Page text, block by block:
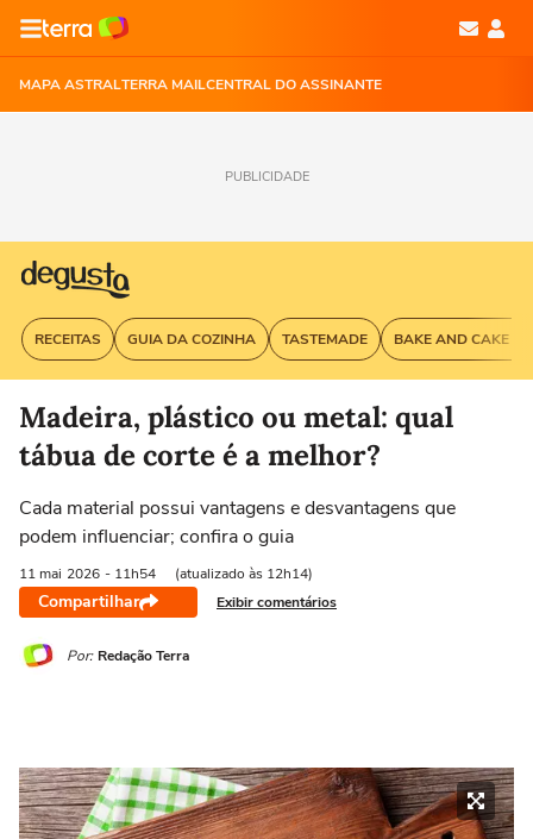
MAPA ASTRALTERRA MAILCENTRAL DO ASSINANTE
PUBLICIDADE
RECEITAS GUIA DA COZINHA TASTEMADE BAKE AND CAKE
Madeira, plástico ou metal: qual
tábua de corte é a melhor?
Cada material possui vantagens e desvantagens que
podem influenciar; confira o guia
11 mai 2026 - 11h54 (atualizado às 12h14)
Compartilhar Exibir comentários
Por: Redação Terra